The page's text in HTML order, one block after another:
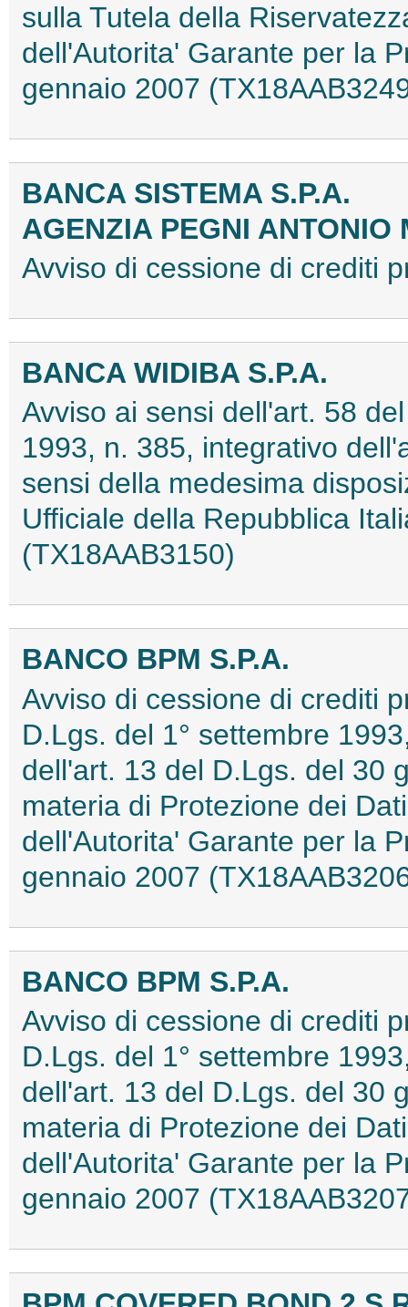
sulla Tutela della
dell'Autorita' Garante per la
gennaio 2007
BANCA SISTEMA S.P.A.
AGENZIA PEGNI
Avviso di cessione di crediti
BANCA WIDIBA S.P.A.
Avviso ai sensi dell'art. 58
1993, n. 385, integrativo
sensi della medesima
Ufficiale della Repubblica
(TX18AAB3150)
BANCO BPM S.P.A.
Avviso di cessione di crediti
D.Lgs. del 1° settembre
dell'art. 13 del D.Lgs. del 30
materia di Protezione dei
dell'Autorita' Garante per la
gennaio 2007
BANCO BPM S.P.A.
Avviso di cessione di crediti
D.Lgs. del 1° settembre
dell'art. 13 del D.Lgs. del 30
materia di Protezione dei
dell'Autorita' Garante per la
gennaio 2007